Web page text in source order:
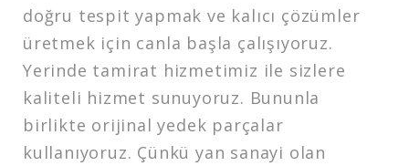
doğru tespit yapmak ve kalıcı çözümler
üretmek için canla başla çalışıyoruz.
Yerinde tamirat hizmetimiz ile sizlere
kaliteli hizmet sunuyoruz. Bununla
birlikte orijinal yedek parçalar
kullanıyoruz. Çünkü yan sanayi olan